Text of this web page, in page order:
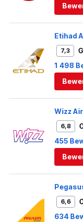
Etihad
7,3
1 498
Wizz Air
6,8
455
6,6
634